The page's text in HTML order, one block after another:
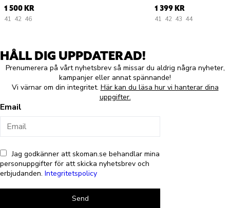
1 500 KR
41 42 46
1 399 KR
41 42 43 44
HÅLL DIG UPPDATERAD!
Prenumerera på vårt nyhetsbrev så missar du aldrig några nyheter,
kampanjer eller annat spännande!
Vi värnar om din integritet. Här kan du läsa hur vi hanterar dina
uppgifter.
Email
Jag godkänner att skoman.se behandlar mina
personuppgifter för att skicka nyhetsbrev och
erbjudanden. Integritetspolicy
Send